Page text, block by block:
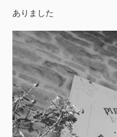
ありました